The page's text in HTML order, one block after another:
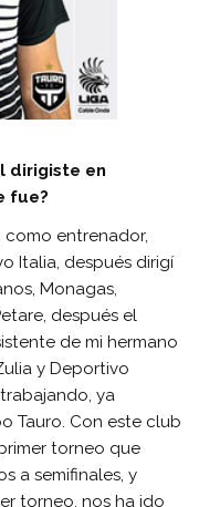
dirigiste en
fue?
como entrenador,
Italia, después dirigí
Monagas,
después el
de mi hermano
y Deportivo
ya
Tauro. Con este club
torneo que
a semifinales, y
torneo, nos ha ido